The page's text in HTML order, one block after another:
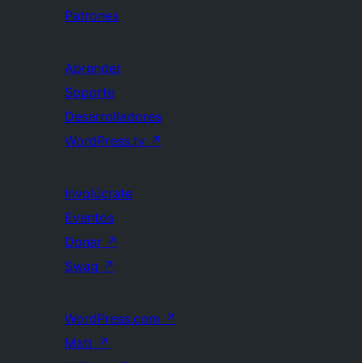
Patrones
Aprender
Soporte
Desarrolladores
WordPress.tv ↗
Involúcrate
Eventos
Donar ↗
Swag ↗
WordPress.com ↗
Matt ↗